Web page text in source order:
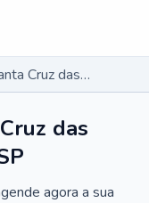
Geriatra em Santa Cruz das Palmeiras - SP
das
agora a sua